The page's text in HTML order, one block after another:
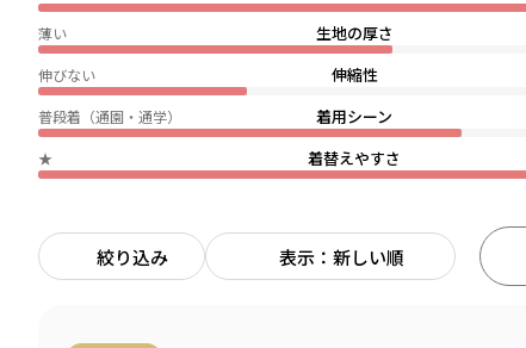
生地の厚さ
薄い
伸縮性
伸びない
着用シーン
普段着（通園・通学）
着替えやすさ
★
絞り込み 表示：新しい順